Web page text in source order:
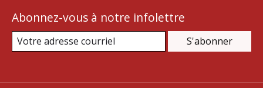
Abonnez-vous à notre infolettre
S'abonner